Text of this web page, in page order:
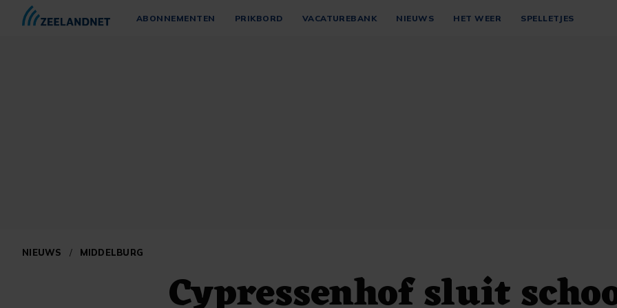
ABONNEMENTEN PRIKBORD VACATUREBANK NIEUWS HET WEER SPELLETJES
NIEUWS / MIDDELBURG